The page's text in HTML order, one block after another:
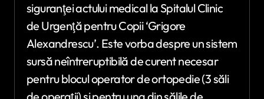
siguranţei actului medical la Spitalul Clinic
de Urgenţă pentru Copii ‘Grigore
Alexandrescu’. Este vorba despre un sistem
sursă neîntreruptibilă de curent necesar
pentru blocul operator de ortopedie (3 săli